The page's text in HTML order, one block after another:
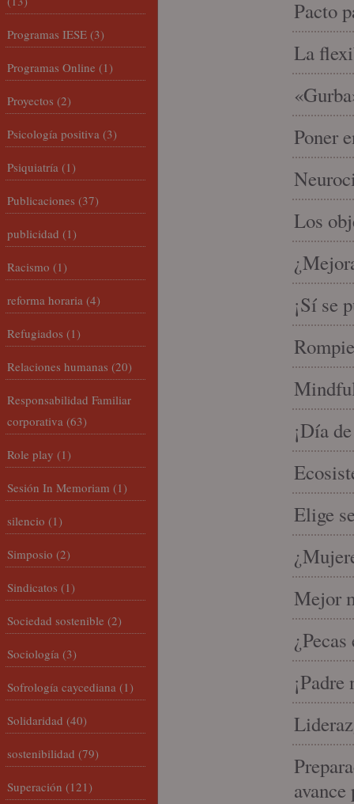
Pacto
La
Poner
Los
¡Sí se
¡Día
Elige
Mejor
Programas IESE (3)
Programas Online (1)
Proyectos (2)
Psicología positiva (3)
Psiquiatría (1)
Publicaciones (37)
publicidad (1)
Racismo (1)
reforma horaria (4)
Refugiados (1)
Relaciones humanas (20)
Responsabilidad Familiar
corporativa (63)
Role play (1)
Sesión In Memoriam (1)
silencio (1)
Simposio (2)
Sindicatos (1)
Sociedad sostenible (2)
Sociología (3)
Sofrología caycediana (1)
Solidaridad (40)
sostenibilidad (79)
Superación (121)